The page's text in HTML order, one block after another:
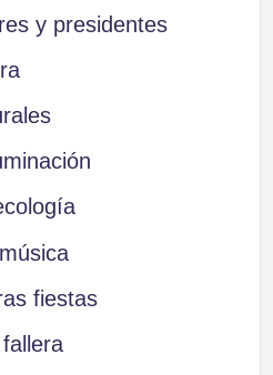
y presidentes
fiestas